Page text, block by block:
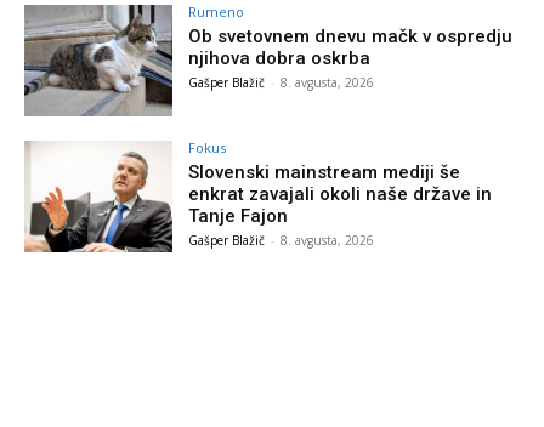
Rumeno
Ob svetovnem dnevu mačk v ospredju
njihova dobra oskrba
Gašper Blažič - 8. avgusta, 2026
Fokus
Slovenski mainstream mediji še
enkrat zavajali okoli naše države in
Tanje Fajon
Gašper Blažič - 8. avgusta, 2026